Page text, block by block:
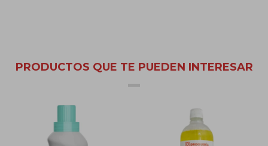
PRODUCTOS QUE TE PUEDEN INTERESAR